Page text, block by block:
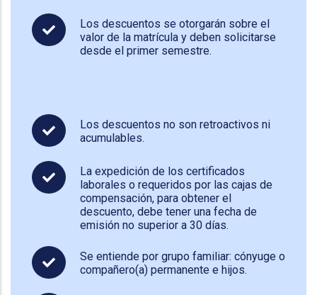
Los descuentos se otorgarán sobre el
valor de la matrícula y deben solicitarse
desde el primer semestre.
Los descuentos no son retroactivos ni
acumulables.
La expedición de los certificados
laborales o requeridos por las cajas de
compensación, para obtener el
descuento, debe tener una fecha de
emisión no superior a 30 días.
Se entiende por grupo familiar: cónyuge o
compañero(a) permanente e hijos.